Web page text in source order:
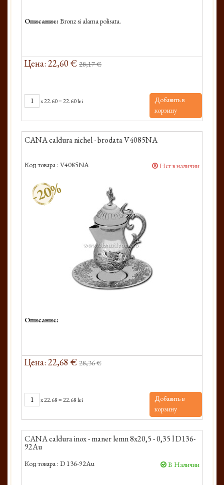
Описание: Bronz si alama polisata.
Цена: 22,60 € 28,17 €
x22.60=22.60 lei
Добавить в
корзину
CANA caldura nichel - brodata V4085NA
Код товара : V4085NA Нет в наличии
-20%
Описание:
Цена: 22,68 € 28,36 €
x22.68=22.68 lei
Добавить в
корзину
CANA caldura inox - maner lemn 8x20,5 - 0,35 l D136-
92Au
Код товара : D 136-92Au В Наличии